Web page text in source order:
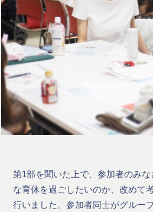
第1部を聞いた上で、参加者のみ
な育休を過ごしたいのか、改めて
行いました。参加者同士がグルー